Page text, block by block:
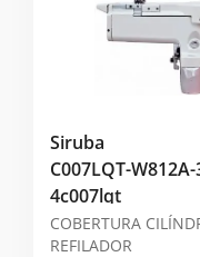
Siruba
C007LQT-
4c007lqt
COBERTURA
REFILADOR